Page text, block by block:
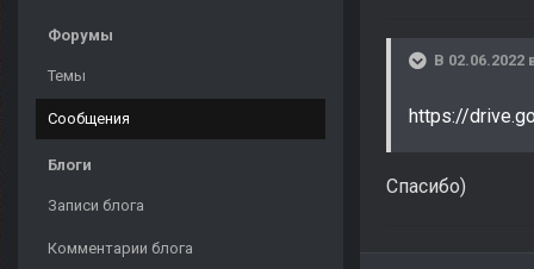
Форумы
Темы
Сообщения
Блоги
Записи блога
Комментарии блога
В 02.06.2022
https://
Спасибо)